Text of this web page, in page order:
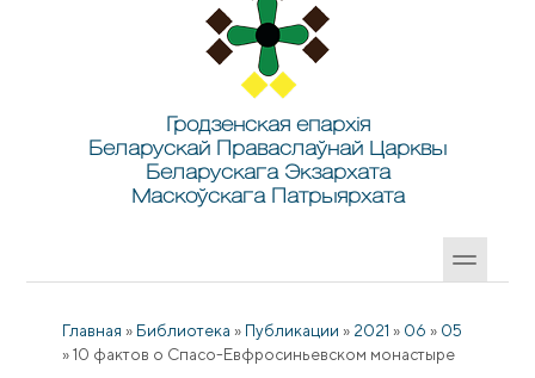
Гродзенская епархія
Беларускай Праваслаўнай Царквы
Беларускага Экзархата
Маскоўскага Патрыярхата
Главная » Библиотека » Публикации » 2021 » 06 » 05
» 10 фактов о Спасо-Евфросиньевском монастыре